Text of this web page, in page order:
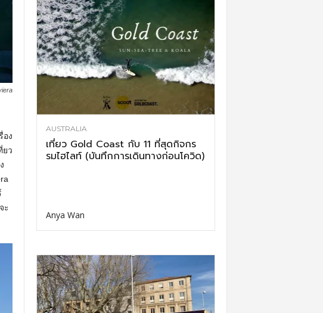
อง
ยว
ะ
AUSTRALIA
เที่ยว Gold Coast กับ 11 ที่สุดกิจกร
รมไฮไลท์ (บันทึกการเดินทางก่อนโควิด)
Anya Wan